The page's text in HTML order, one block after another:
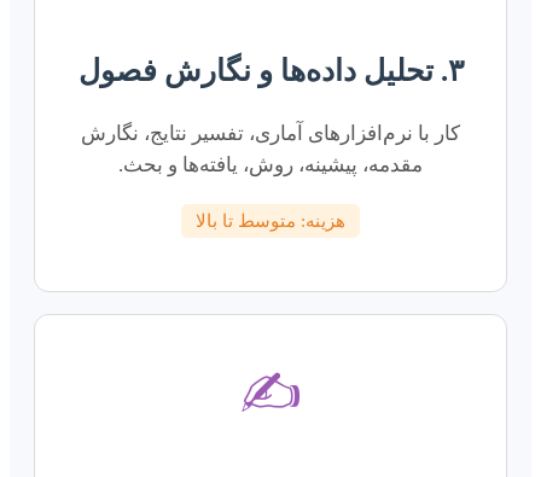
۳. تحلیل داده‌ها و نگارش فصول
کار با نرم‌افزارهای آماری، تفسیر نتایج، نگارش
مقدمه، پیشینه، روش، یافته‌ها و بحث.
هزینه: متوسط تا بالا
✍️